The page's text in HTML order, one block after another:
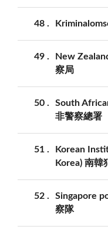
48
49
New
察局
50
South
非警察總署
51
Korean
Korea) 南韓
52
Singapore
察隊